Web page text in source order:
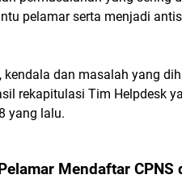
pelamar serta menjadi
dan masalah yang
rekapitulasi Tim Helpdesk
yang lalu.
Mendaftar CPNS